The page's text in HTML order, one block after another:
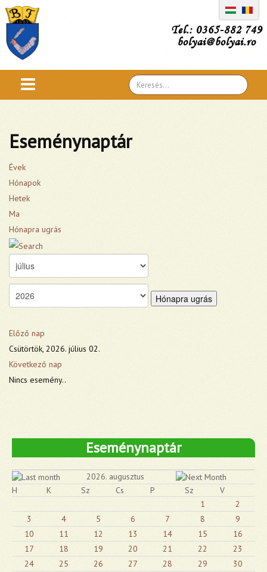
Tel.: 0365-882 749
bolyai@bolyai.ro
Search
...
Eseménynaptár
Évek
Hónapok
Hetek
Ma
Hónapra ugrás
Hónapra ugrás
Előző nap
Csütörtök, 2026. július 02.
Következő nap
Nincs esemény..
Eseménynaptár
2026. augusztus
H
K Sz Cs P Sz
V
1
2
3
4 5 6 7 8
9
10
11 12 13 14 15
16
17
18 19 20 21 22
23
24
25 26 27 28 29
30